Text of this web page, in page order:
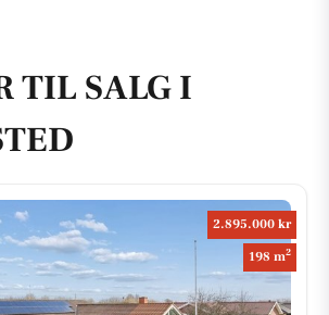
TIL SALG I
2.895.000 kr
198 m2